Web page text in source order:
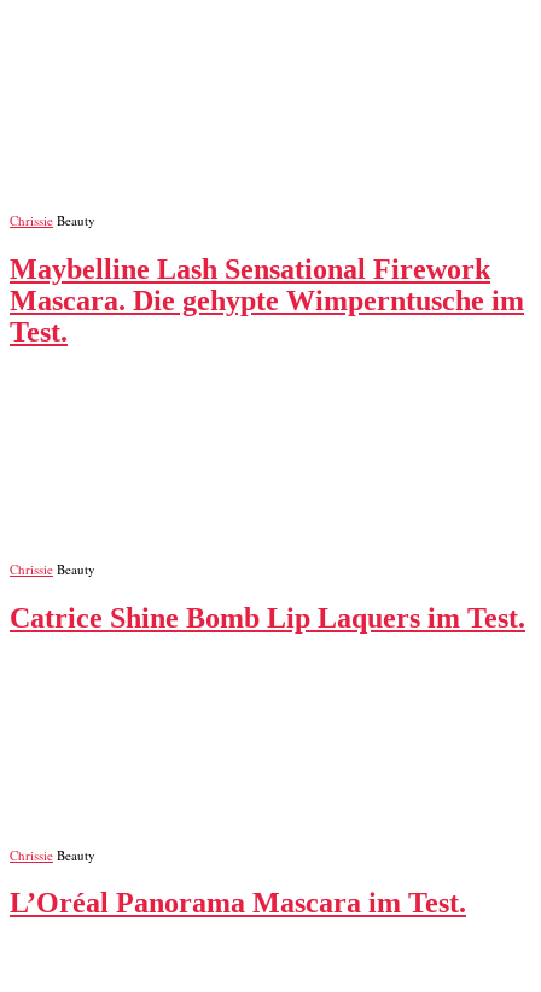
Chrissie Beauty
Maybelline Lash Sensational Firework
Mascara. Die gehypte Wimperntusche im
Test.
Chrissie Beauty
Catrice Shine Bomb Lip Laquers im Test.
Chrissie Beauty
L’Oréal Panorama Mascara im Test.